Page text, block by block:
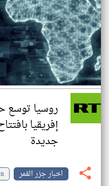
روسيا توسع
جديدة
اخبار جزر القمر